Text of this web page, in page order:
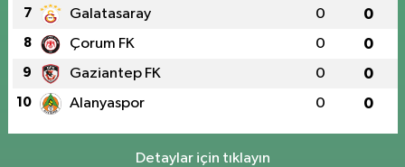
7 Galatasaray 0 0
8 Çorum FK 0 0
9 Gaziantep FK 0 0
10 Alanyaspor 0 0
Detaylar için tıklayın